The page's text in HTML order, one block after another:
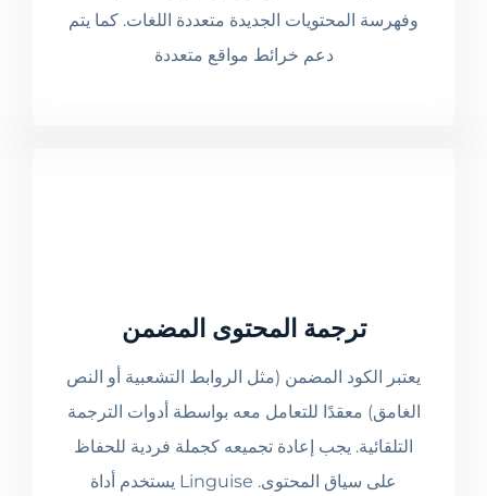
وفهرسة المحتويات الجديدة متعددة اللغات. كما يتم
دعم خرائط مواقع متعددة
ترجمة المحتوى المضمن
يعتبر الكود المضمن (مثل الروابط التشعبية أو النص
الغامق) معقدًا للتعامل معه بواسطة أدوات الترجمة
التلقائية. يجب إعادة تجميعه كجملة فردية للحفاظ
على سياق المحتوى. Linguise يستخدم أداة